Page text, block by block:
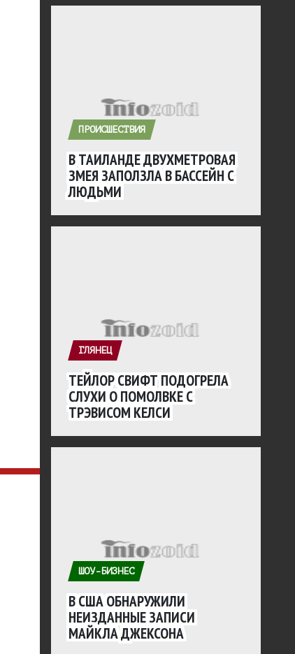
ПРОИСШЕСТВИЯ
В ТАИЛАНДЕ ДВУХМЕТРОВАЯ
ЗМЕЯ ЗАПОЛЗЛА В БАССЕЙН С
ЛЮДЬМИ
ГЛЯНЕЦ
ТЕЙЛОР СВИФТ ПОДОГРЕЛА
СЛУХИ О ПОМОЛВКЕ С
ТРЭВИСОМ КЕЛСИ
ШОУ-БИЗНЕС
В США ОБНАРУЖИЛИ
НЕИЗДАННЫЕ ЗАПИСИ
МАЙКЛА ДЖЕКСОНА